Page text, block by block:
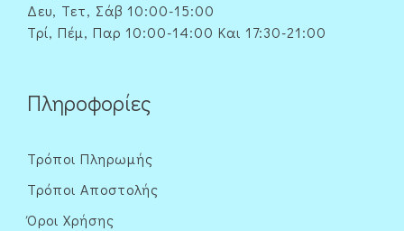
Δευ, Τετ, Σάβ 10:00-15:00
Τρί, Πέμ, Παρ 10:00-14:00 Και 17:30-21:00
Πληροφορίες
Τρόποι Πληρωμής
Τρόποι Αποστολής
Όροι Χρήσης